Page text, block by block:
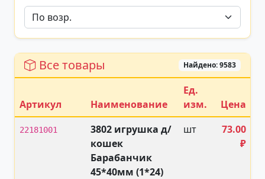
Все товары Найдено: 9583
Артикул Наименование
Ед.
изм.
Цена
22181001
3802 игрушка д/
кошек
Барабанчик
45*40мм (1*24)
шт
73.00
₽